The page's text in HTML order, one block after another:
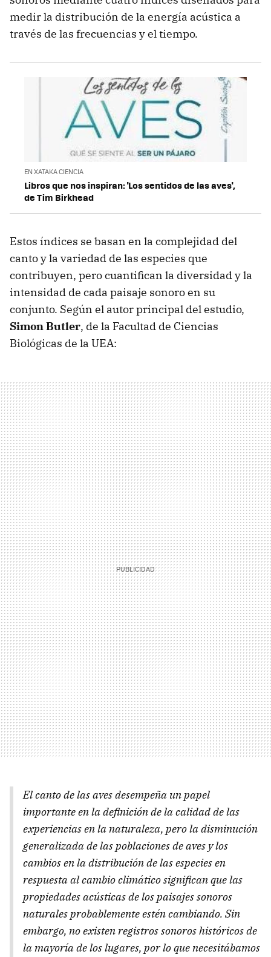
medir la distribución de la energía acústica a
través de las frecuencias y el tiempo.
EN XATAKA CIENCIA
Libros que nos inspiran: 'Los sentidos de las aves',
de Tim Birkhead
Estos índices se basan en la complejidad del
canto y la variedad de las especies que
contribuyen, pero cuantifican la diversidad y la
intensidad de cada paisaje sonoro en su
conjunto. Según el autor principal del estudio,
Simon Butler, de la Facultad de Ciencias
Biológicas de la UEA:
El canto de las aves desempeña un papel
importante en la definición de la calidad de las
experiencias en la naturaleza, pero la disminución
generalizada de las poblaciones de aves y los
cambios en la distribución de las especies en
respuesta al cambio climático significan que las
propiedades acústicas de los paisajes sonoros
naturales probablemente estén cambiando. Sin
embargo, no existen registros sonoros históricos de
la mayoría de los lugares, por lo que necesitábamos